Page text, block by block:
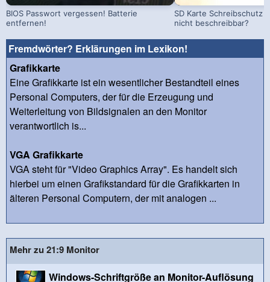
BIOS Passwort vergessen! Batterie
entfernen!
SD Karte Schreibschutz
nicht beschreibbar?
Fremdwörter? Erklärungen im Lexikon!
Grafikkarte
Eine Grafikkarte ist ein wesentlicher Bestandteil eines
Personal Computers, der für die Erzeugung und
Weiterleitung von Bildsignalen an den Monitor
verantwortlich is...
VGA Grafikkarte
VGA steht für "Video Graphics Array". Es handelt sich
hierbei um einen Grafikstandard für die Grafikkarten in
älteren Personal Computern, der mit analogen ...
Mehr zu 21:9 Monitor
Windows-Schriftgröße an Monitor-Auflösung